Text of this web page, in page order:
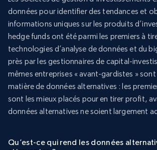
données pour identifier des tendances et
informations uniques sur les produits
hedge funds ont été parmi les premiers à
technologies d’analyse de données et du
près par les gestionnaires de capital-
mêmes entreprises « avant-gardistes »
matière de données alternatives : les
sont les mieux placés pour en tirer profit,
données alternatives ne soient largement
Qu’est-ce qui rend les données